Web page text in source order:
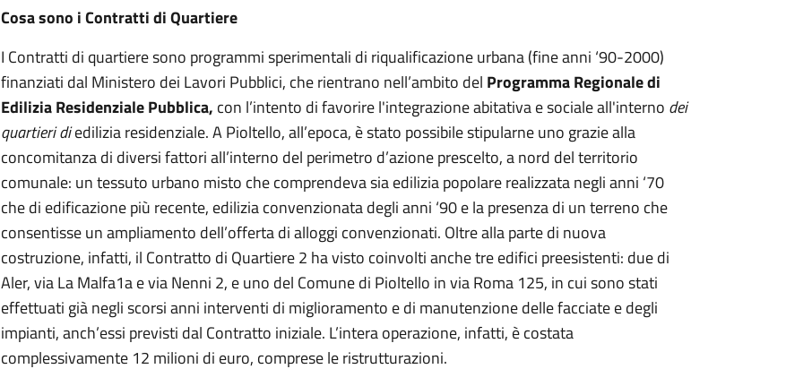
Cosa sono i Contratti di Quartiere
I Contratti di quartiere sono programmi sperimentali di riqualificazione urbana (fine anni ‘90-2000)
finanziati dal Ministero dei Lavori Pubblici, che rientrano nell’ambito del Programma Regionale di
Edilizia Residenziale Pubblica, con l’intento di favorire l'integrazione abitativa e sociale all'interno dei
quartieri diedilizia residenziale. A Pioltello, all’epoca, è stato possibile stipularne uno grazie alla
concomitanza di diversi fattori all’interno del perimetro d’azione prescelto, a nord del territorio
comunale: un tessuto urbano misto che comprendeva sia edilizia popolare realizzata negli anni ‘70
che di edificazione più recente, edilizia convenzionata degli anni ‘90 e la presenza di un terreno che
consentisse un ampliamento dell’offerta di alloggi convenzionati. Oltre alla parte di nuova
costruzione, infatti, il Contratto di Quartiere 2 ha visto coinvolti anche tre edifici preesistenti: due di
Aler, via La Malfa1a e via Nenni 2, e uno del Comune di Pioltello in via Roma 125, in cui sono stati
effettuati già negli scorsi anni interventi di miglioramento e di manutenzione delle facciate e degli
impianti, anch’essi previsti dal Contratto iniziale. L’intera operazione, infatti, è costata
complessivamente 12 milioni di euro, comprese le ristrutturazioni.